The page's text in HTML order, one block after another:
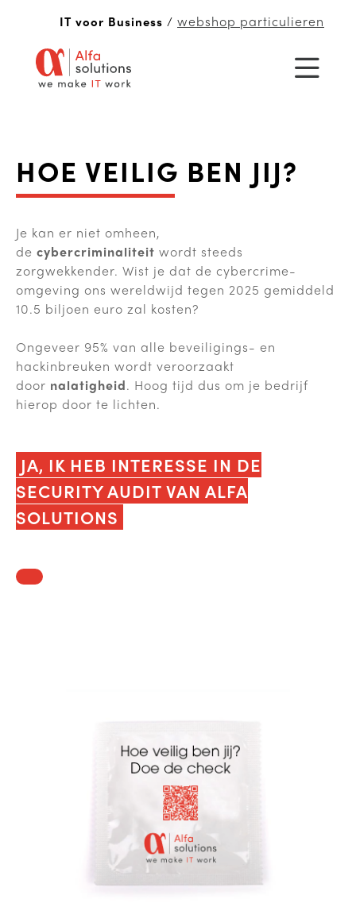
IT voor Business / webshop particulieren
HOE VEILIG BEN JIJ?
Je kan er niet omheen,
de cybercriminaliteit wordt steeds
zorgwekkender. Wist je dat de cybercrime-
omgeving ons wereldwijd tegen 2025 gemiddeld
10.5 biljoen euro zal kosten?
Ongeveer 95% van alle beveiligings- en
hackinbreuken wordt veroorzaakt
door nalatigheid. Hoog tijd dus om je bedrijf
hierop door te lichten.
JA, IK HEB INTERESSE IN DE
SECURITY AUDIT VAN ALFA
SOLUTIONS